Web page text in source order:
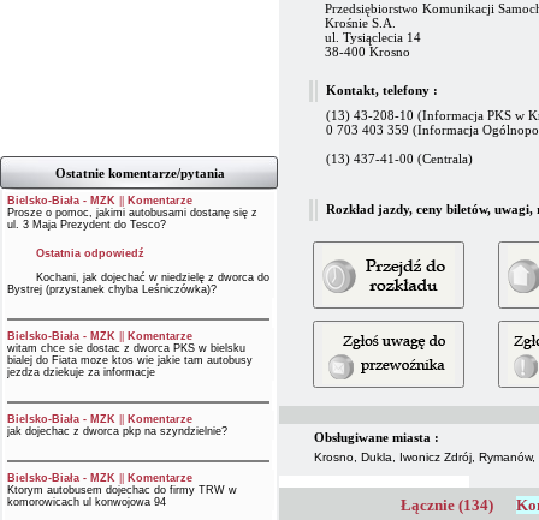
Ostatnie komentarze/pytania
Bielsko-Biała - MZK
Komentarze
Prosze o pomoc, jakimi autobusami dostanę się z
ul. 3 Maja Prezydent do Tesco?
Ostatnia odpowiedź
Kochani, jak dojechać w niedzielę z dworca do
Bystrej (przystanek chyba Leśniczówka)?
Bielsko-Biała - MZK
Komentarze
witam chce sie dostac z dworca PKS w bielsku
bialej do Fiata moze ktos wie jakie tam autobusy
jezdza dziekuje za informacje
Bielsko-Biała - MZK
Komentarze
jak dojechac z dworca pkp na szyndzielnie?
Bielsko-Biała - MZK
Komentarze
Ktorym autobusem dojechac do firmy TRW w
komorowicach ul konwojowa 94
Przedsiębiorstwo Komunikacji
Krośnie S.A.
ul. Tysiąclecia 14
38-400 Krosno
Kontakt, telefony :
(13) 43-208-10 (Informacja PKS w
0 703 403 359 (Informacja
(13) 437-41-00 (Centrala)
Rozkład jazdy, ceny biletów, uwagi,
Obsługiwane miasta :
Krosno, Dukla, Iwonicz Zdrój, Rymanów,
Łącznie (134)